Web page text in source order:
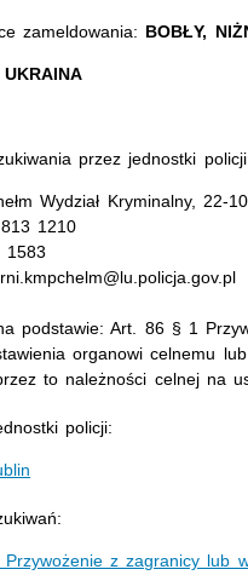
zameldowania: BOBŁY,
UKRAINA
przez jednostki
Wydział Kryminalny, 22-
1210
1583
podstawie: Art. 86 § 1
organowi celnemu
to należności celnej na
policji:
z zagranicy lub